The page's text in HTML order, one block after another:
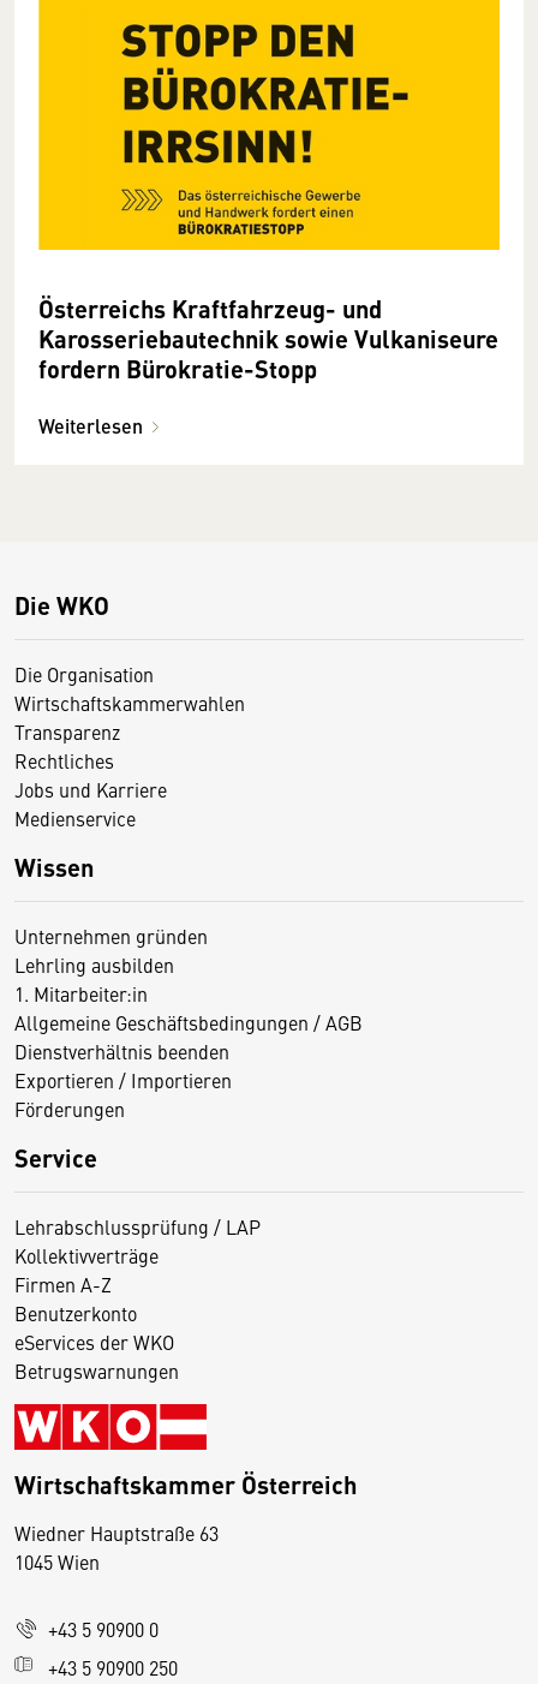
Österreichs Kraftfahrzeug- und
Karosseriebautechnik sowie Vulkaniseure
fordern Bürokratie-Stopp
Weiterlesen
Die WKO
Die Organisation
Wirtschaftskammerwahlen
Transparenz
Rechtliches
Jobs und Karriere
Medienservice
Wissen
Unternehmen gründen
Lehrling ausbilden
1. Mitarbeiter:in
Allgemeine Geschäftsbedingungen / AGB
Dienstverhältnis beenden
Exportieren / Importieren
Förderungen
Service
Lehrabschlussprüfung / LAP
Kollektivverträge
Firmen A-Z
Benutzerkonto
eServices der WKO
Betrugswarnungen
Wirtschaftskammer Österreich
Wiedner Hauptstraße 63
1045 Wien
+43 5 90900 0
+43 5 90900 250
D
s
e